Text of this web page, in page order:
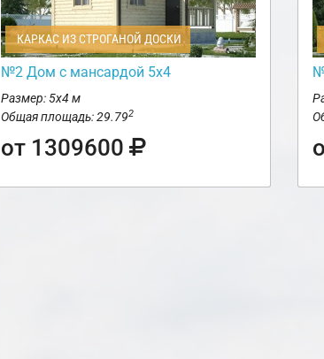
КАРКАС ИЗ СТРОГАНОЙ ДОСКИ
№2 Дом с мансардой 5х4
Размер: 5х4 м
Общая площадь: 29.792
от 1309600